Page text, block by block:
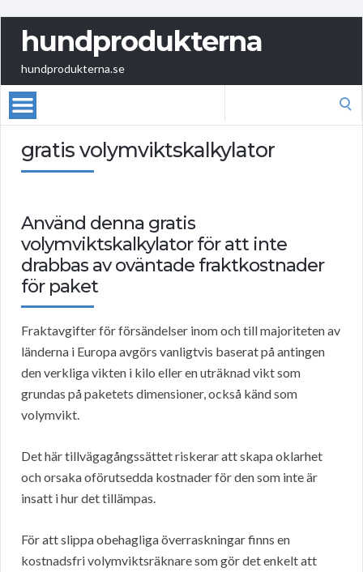
hundprodukterna
hundprodukterna.se
gratis volymviktskalkylator
Använd denna gratis
volymviktskalkylator för att inte
drabbas av oväntade fraktkostnader
för paket
Fraktavgifter för försändelser inom och till majoriteten av
länderna i Europa avgörs vanligtvis baserat på antingen
den verkliga vikten i kilo eller en uträknad vikt som
grundas på paketets dimensioner, också känd som
volymvikt.
Det här tillvägagångssättet riskerar att skapa oklarhet
och orsaka oförutsedda kostnader för den som inte är
insatt i hur det tillämpas.
För att slippa obehagliga överraskningar finns en
kostnadsfri volymviktsräknare som gör det enkelt att